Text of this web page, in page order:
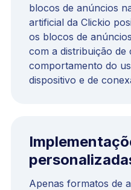
blocos de anúncios
artificial da Clickio
os blocos de
com a distribuição de
comportamento do
dispositivo e de
Apenas formatos de